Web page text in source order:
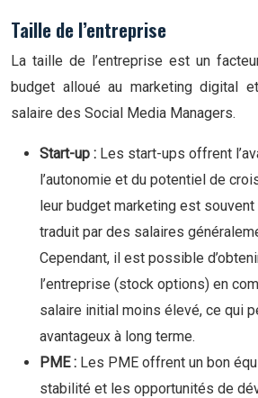
Taille de l’entreprise
La taille de l’entreprise est un
budget alloué au marketing digital
salaire des Social Media Managers.
Start-up : Les start-ups offrent
l’autonomie et du potentiel de
leur budget marketing est
traduit par des salaires
Cependant, il est possible
l’entreprise (stock options) en
salaire initial moins élevé, ce qui
avantageux à long terme.
PME : Les PME offrent un bon
stabilité et les opportunités de